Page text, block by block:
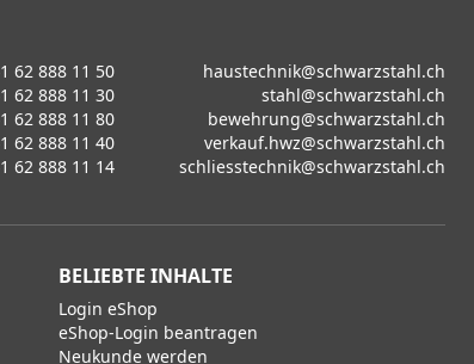
62 888 11 50
haustechnik@schwarzstahl.ch
62 888 11 30
stahl@schwarzstahl.ch
62 888 11 80
bewehrung@schwarzstahl.ch
62 888 11 40
verkauf.hwz@schwarzstahl.ch
62 888 11 14 schliesstechnik@schwarzstahl.ch
BELIEBTE INHALTE
Login eShop
eShop-Login beantragen
Neukunde werden